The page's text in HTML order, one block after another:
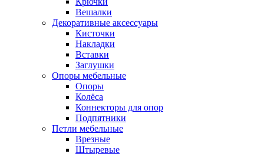
Вешалки
Декоративные аксессуары
Кисточки
Накладки
Вставки
Заглушки
Опоры мебельные
Опоры
Колёса
Коннекторы для опор
Подпятники
Петли мебельные
Врезные
Штыревые